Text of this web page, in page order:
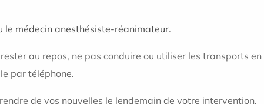
le médecin anesthésiste-réanimateur.
au repos, ne pas conduire ou utiliser les transports en
par téléphone.
de vos nouvelles le lendemain de votre intervention.